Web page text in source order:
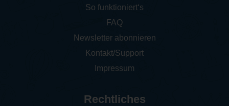
So funktioniert‘s
FAQ
Newsletter abonnieren
Kontakt/Support
Impressum
Rechtliches